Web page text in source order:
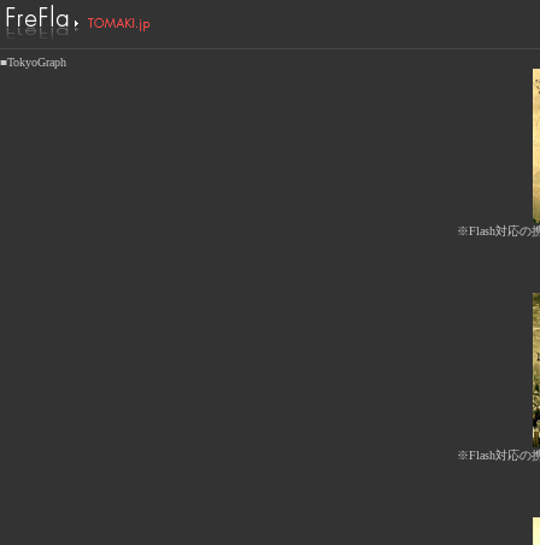
■TokyoGraph
※Flash対応の
※Flash対応の